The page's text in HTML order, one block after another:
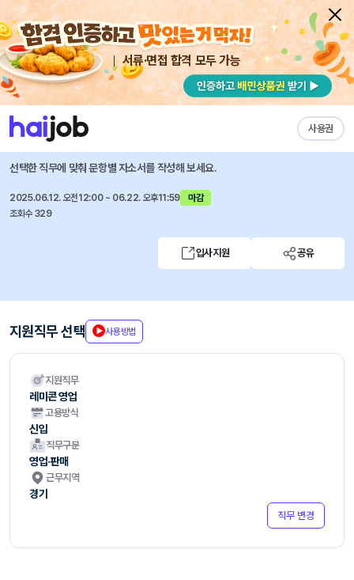
서류·면접 합격 모두 가능
사용권
채용공고 자소서 자유항목 자소서 내 작성목록
아주산업 즐겨찾기
2025년 레미콘 영업직무(수원)
선택한 직무에 맞춰 문항별 자소서를 작성해 보세요.
2025.06.12. 오전12:00 ~ 06.22. 오후11:59
마감
조회수 329
입사지원 공유
지원직무 선택 사용방법
지원직무
레미콘 영업
고용방식
신입
직무구분
영업·판매
근무지역
경기
직무 변경